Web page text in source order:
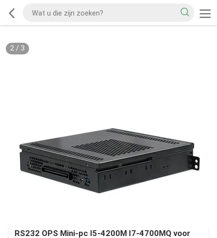
2/ 3
RS232 OPS Mini-pc I5-4200M I7-4700MQ voor